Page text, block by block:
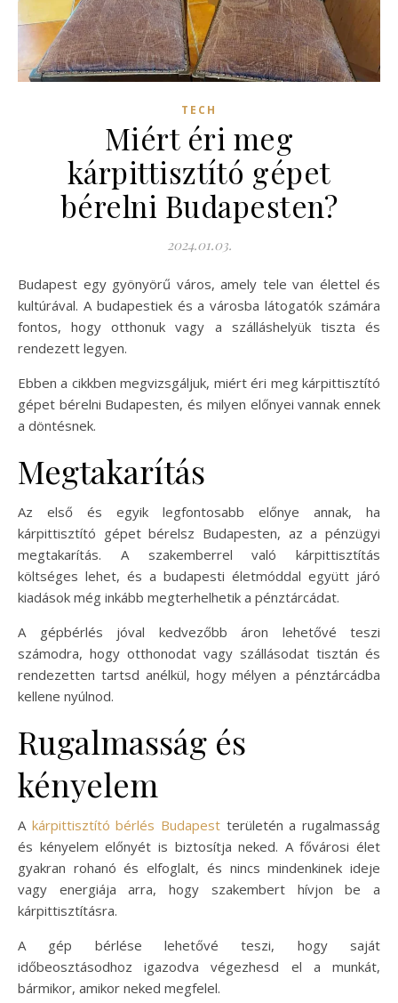
TECH
Miért éri meg
kárpittisztító gépet
bérelni Budapesten?
2024.01.03.
Budapest egy gyönyörű város, amely tele van élettel és
kultúrával. A budapestiek és a városba látogatók számára
fontos, hogy otthonuk vagy a szálláshelyük tiszta és
rendezett legyen.
Ebben a cikkben megvizsgáljuk, miért éri meg kárpittisztító
gépet bérelni Budapesten, és milyen előnyei vannak ennek
a döntésnek.
Megtakarítás
Az első és egyik legfontosabb előnye annak, ha
kárpittisztító gépet bérelsz Budapesten, az a pénzügyi
megtakarítás. A szakemberrel való kárpittisztítás
költséges lehet, és a budapesti életmóddal együtt járó
kiadások még inkább megterhelhetik a pénztárcádat.
A gépbérlés jóval kedvezőbb áron lehetővé teszi
számodra, hogy otthonodat vagy szállásodat tisztán és
rendezetten tartsd anélkül, hogy mélyen a pénztárcádba
kellene nyúlnod.
Rugalmasság és
kényelem
A kárpittisztító bérlés Budapest területén a rugalmasság
és kényelem előnyét is biztosítja neked. A fővárosi élet
gyakran rohanó és elfoglalt, és nincs mindenkinek ideje
vagy energiája arra, hogy szakembert hívjon be a
kárpittisztításra.
A gép bérlése lehetővé teszi, hogy saját
időbeosztásodhoz igazodva végezhesd el a munkát,
bármikor, amikor neked megfelel.